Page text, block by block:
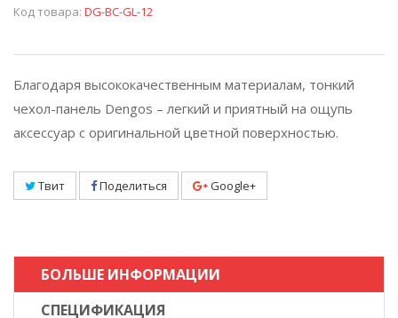
Код товара: DG-BC-GL-12
Благодаря высококачественным материалам, тонкий
чехол-панель Dengos – легкий и приятный на ощупь
аксессуар с оригинальной цветной поверхностью.
Твит Поделиться Google+
БОЛЬШЕ ИНФОРМАЦИИ
СПЕЦИФИКАЦИЯ